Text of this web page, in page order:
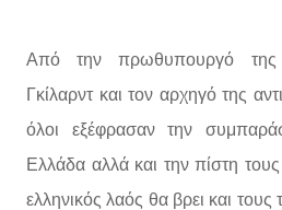
Από την πρωθυπουργό της
Γκίλαρντ και τον αρχηγό της
όλοι εξέφρασαν την
Ελλάδα αλλά και την πίστη
ελληνικός λαός θα βρει και